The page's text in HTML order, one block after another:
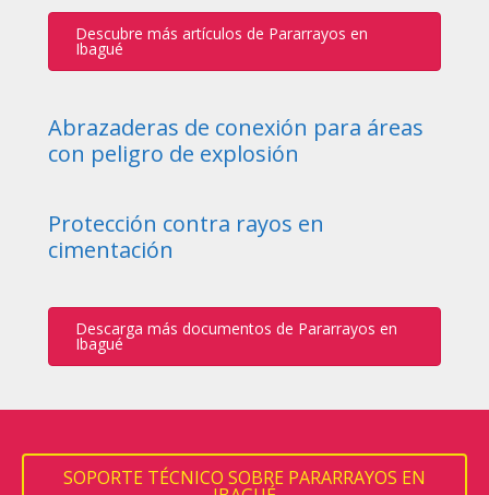
Descubre más artículos de Pararrayos en
Ibagué
Abrazaderas de conexión para áreas
con peligro de explosión
Protección contra rayos en
cimentación
Descarga más documentos de Pararrayos en
Ibagué
SOPORTE TÉCNICO SOBRE PARARRAYOS EN